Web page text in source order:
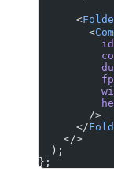
      <
        <
          id
        />
      </
    </>
  );
};